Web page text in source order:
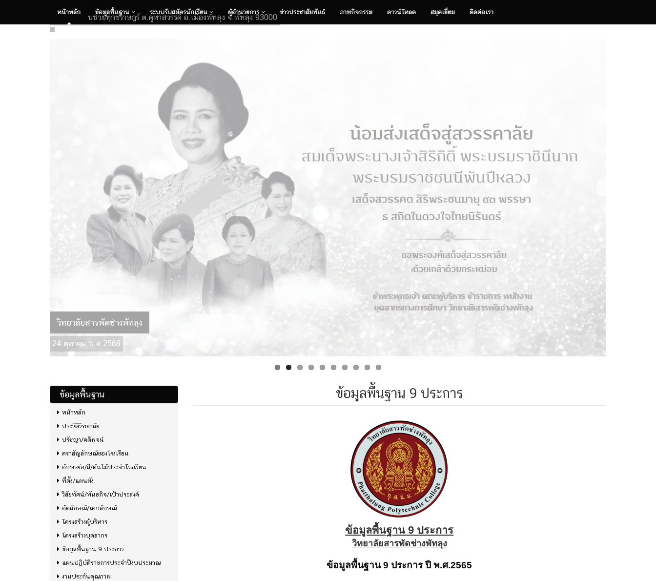
หน้าหลัก ข้อมูลพื้นฐาน ระบบรับสมัครนักเรียน ผู้อำนวยการ ข่าวประชาสัมพันธ์ ภาพกิจกรรม ดาวน์โหลด สมุดเยี่ยม ติดต่อเรา
วิทยาลัยสารพัดช่างพัทลุง
24 ตุลาคม พ.ศ.2568
ข้อมูลพื้นฐาน
หน้าหลัก
ประวัติวิทยาลัย
ปรัชญา/คติพจน์
ตราสัญลักษณ์ของโรงเรียน
อักษรย่อ/สี/ต้นไม้ประจำโรงเรียน
ที่ตั้ง/แผนผัง
วิสัยทัศน์/พันธกิจ/เป้าประสงค์
อัตลักษณ์/เอกลักษณ์
โครงสร้างผู้บริหาร
โครงสร้างบุคลากร
ข้อมูลพื้นฐาน 9 ประการ
แผนปฏิบัติราชการประจำปีงบประมาณ
งานประกันคุณภาพ
ข้อมูลพื้นฐาน 9 ประการ
ข้อมูลพื้นฐาน 9 ประการ
วิทยาลัยสารพัดช่างพัทลุง
ข้อมูลพื้นฐาน 9 ประการ ปี พ.ศ.2565